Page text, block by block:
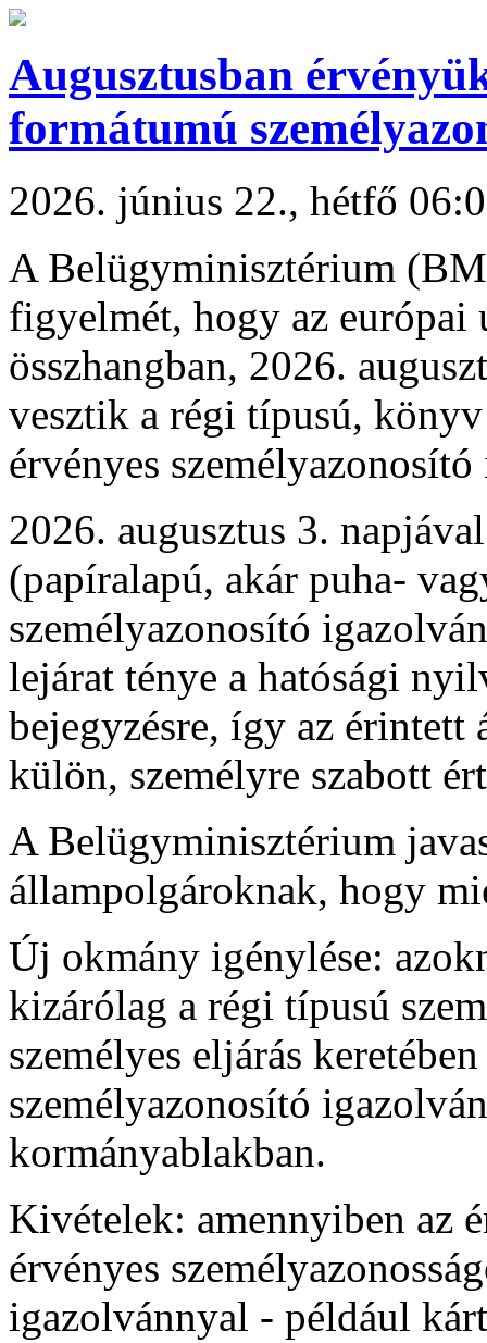
Augusztusban
formátumú
2026. június 22., hétfő
A Belügyminisztérium
figyelmét, hogy az európai
összhangban, 2026.
vesztik a régi típusú,
érvényes
2026. augusztus 3.
(papíralapú, akár puha-
személyazonosító
lejárat ténye a hatósági
bejegyzésre, így az
külön, személyre szabott
A Belügyminisztérium
állampolgároknak, hogy
Új okmány igénylése:
kizárólag a régi típusú
személyes eljárás
személyazonosító
kormányablakban.
Kivételek: amennyiben az
érvényes
igazolvánnyal - például